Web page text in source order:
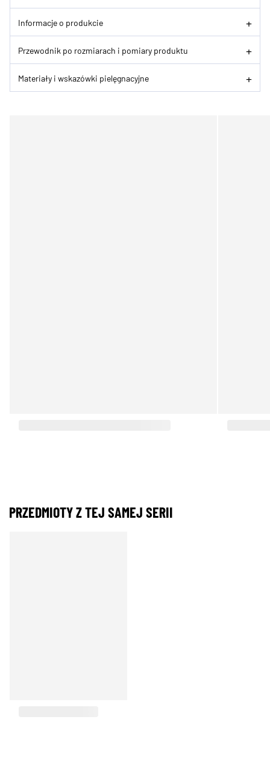
Informacje o produkcie
Przewodnik po rozmiarach i pomiary produktu
Materiały i wskazówki pielęgnacyjne
PRZEDMIOTY Z TEJ SAMEJ SERII